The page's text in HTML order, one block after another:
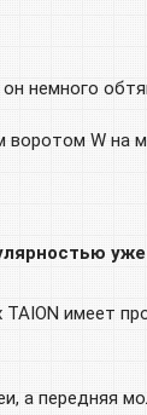
он немного
W на
имеет
а передняя